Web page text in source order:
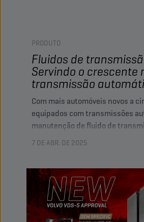
PRODUTO
Fluidos de
Servindo o crescente
transmissão
Com mais automóveis novos a
equipados com transmissões
manutenção de fluido de
continua a aumentar no
artigo, vamos aprofundar os
recentes inovações em fluidos
desempenho e a proteção.
7 DE ABR. DE 2025